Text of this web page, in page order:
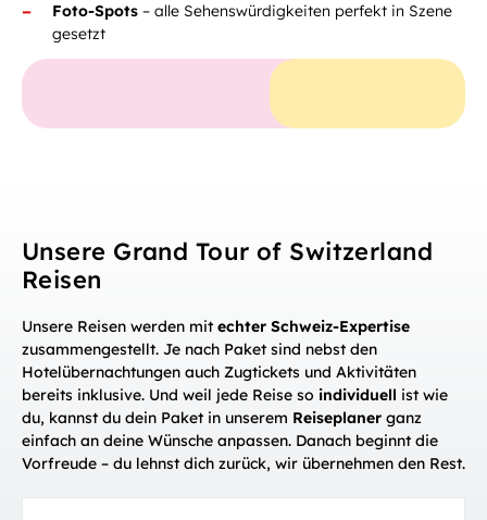
Foto-Spots – alle Sehenswürdigkeiten perfekt in Szene
gesetzt
Unsere Grand Tour of Switzerland
Reisen
Unsere Reisen werden mit echter Schweiz-Expertise
zusammengestellt. Je nach Paket sind nebst den
Hotelübernachtungen auch Zugtickets und Aktivitäten
bereits inklusive. Und weil jede Reise so individuell ist wie
du, kannst du dein Paket in unserem Reiseplaner ganz
einfach an deine Wünsche anpassen. Danach beginnt die
Vorfreude – du lehnst dich zurück, wir übernehmen den Rest.